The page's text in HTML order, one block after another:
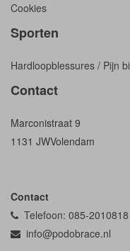
Cookies
Sporten
Hardloopblessures / Pijn
Contact
Marconistraat 9
1131 JWVolendam
Contact
Telefoon: 085-2010818
info@podobrace.nl